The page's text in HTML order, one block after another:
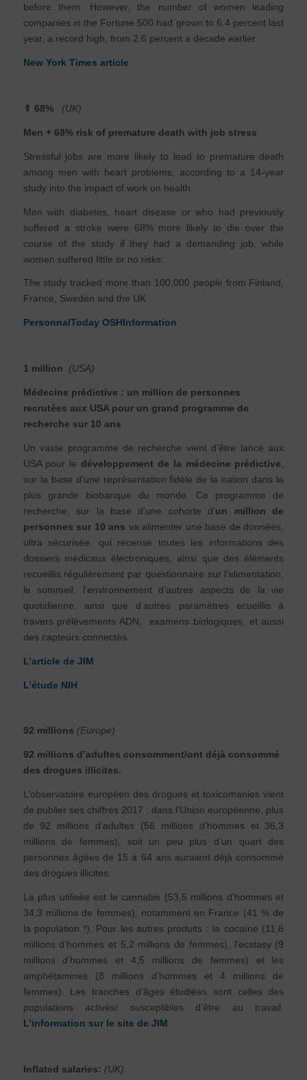
before them. However, the number of women leading
companies in the Fortune 500 had grown to 6.4 percent last
year, a record high, from 2.6 percent a decade earlier.
New York Times article
⇑ 68% (UK)
Men + 68% risk of premature death with job stress
Stressful jobs are more likely to lead to premature death
among men with heart problems, according to a 14-year
study into the impact of work on health.
Men with diabetes, heart disease or who had previously
suffered a stroke were 68% more likely to die over the
course of the study if they had a demanding job, while
women suffered little or no risks.
The study tracked more than 100,000 people from Finland,
France, Sweden and the UK
PersonnalToday OSHInformation
1 million (USA)
Médecine prédictive : un million de personnes
recrutées aux USA pour un grand programme de
recherche sur 10 ans
Un vaste programme de recherche vient d’être lancé aux
USA pour le développement de la médecine prédictive
sur la base d’une représentation fidèle de la nation dans la
plus grande biobanque du monde. Ce programme de
recherche, sur la base d’une cohorte d’un million de
personnes sur 10 ans va alimenter une base de données,
ultra sécurisée, qui recense toutes les informations des
dossiers médicaux électroniques, ainsi que des éléments
recueillis régulièrement par questionnaire sur l’alimentation,
le sommeil, l’environnement d’autres aspects de la vie
quotidienne, ainsi que d’autres paramètres ecueillis à
travers prélèvements ADN, examens biologiques, et aussi
des capteurs connectés.
L’article de JIM
L’étude NIH
92 millions (Europe)
92 millions d’adultes consomment/ont déjà consommé
des drogues illicites.
L’observatoire européen des drogues et toxicomanies vient
de publier ses chiffres 2017 : dans l’Union européenne, plus
de 92 millions d’adultes (56 millions d’hommes et 36,3
millions de femmes), soit un peu plus d’un quart des
personnes âgées de 15 à 64 ans auraient déjà consommé
des drogues illicites.
La plus utilisée est le cannabis (53,5 millions d’hommes et
34,3 millions de femmes), notamment en France (41 % de
la population !). Pour les autres produits : la cocaïne (11,8
millions d’hommes et 5,2 millions de femmes), l’ecstasy (9
millions d’hommes et 4,5 millions de femmes) et les
amphétamines (8 millions d’hommes et 4 millions de
femmes). Les tranches d’âges étudiées sont celles des
populations activés/ susceptibles d’être au travail.
L’information sur le site de JIM
Inflated salaries: (UK)